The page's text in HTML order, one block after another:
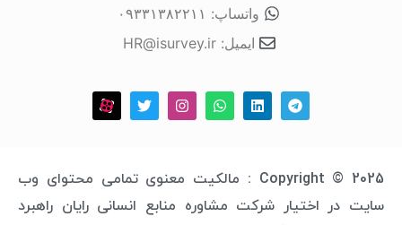
واتساپ: ۰۹۳۳۱۳۸۲۲۱۱
ایمیل: HR@isurvey.ir
Copyright © 2025 : مالکیت معنوی تمامی محتوای وب
سایت در اختیار شرکت مشاوره منابع انسانی رایان راهبرد